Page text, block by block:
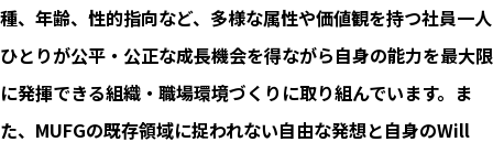
種、年齢、性的指向など、多様な属性や価値観を持つ社員⼀人
ひとりが公平・公正な成⻑機会を得ながら自身の能⼒を最大限
に発揮できる組織・職場環境づくりに取り組んでいます。ま
た、MUFGの既存領域に捉われない自由な発想と自身のWill